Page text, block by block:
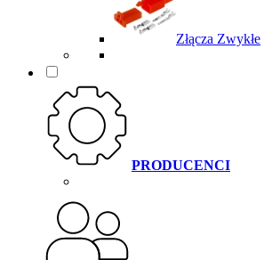
Złącza Zwykłe
PRODUCENCI